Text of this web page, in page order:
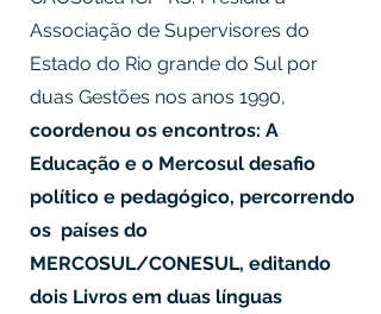
Associação de Supervisores do
Estado do Rio grande do Sul por
duas Gestões nos anos 1990,
coordenou os encontros: A
Educação e o Mercosul desafio
político e pedagógico, percorrendo
os países do
MERCOSUL/CONESUL, editando
dois Livros em duas línguas